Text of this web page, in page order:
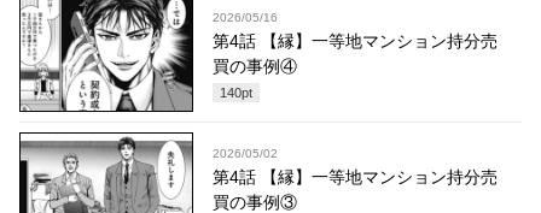
2026/05/16
第4話 【縁】一等地マンション持分売
買の事例④
140pt
2026/05/02
第4話 【縁】一等地マンション持分売
買の事例③